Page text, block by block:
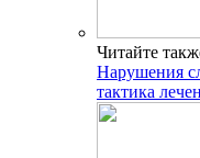
Читайте
Нарушения
тактика